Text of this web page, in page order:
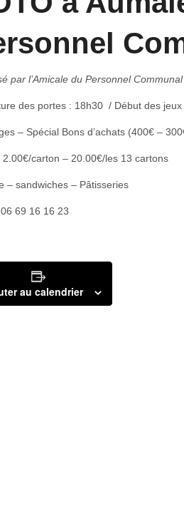
par l’Amicale du Personnel Communal
des portes : 18h30 / Début des jeux
– Spécial Bons d’achats (400€ –
2.00€/carton – 20.00€/les 13 cartons
– sandwiches – Pâtisseries
69 16 16 23
au calendrier